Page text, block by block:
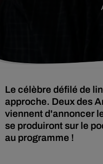
Le célèbre défilé de
approche. Deux des
viennent d'annoncer
se produiront sur le
au programme !